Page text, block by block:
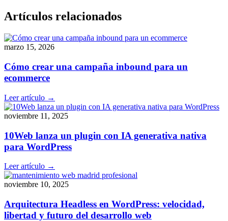
Artículos relacionados
marzo 15, 2026
Cómo crear una campaña inbound para un
ecommerce
Leer artículo →
noviembre 11, 2025
10Web lanza un plugin con IA generativa nativa
para WordPress
Leer artículo →
noviembre 10, 2025
Arquitectura Headless en WordPress: velocidad,
libertad y futuro del desarrollo web